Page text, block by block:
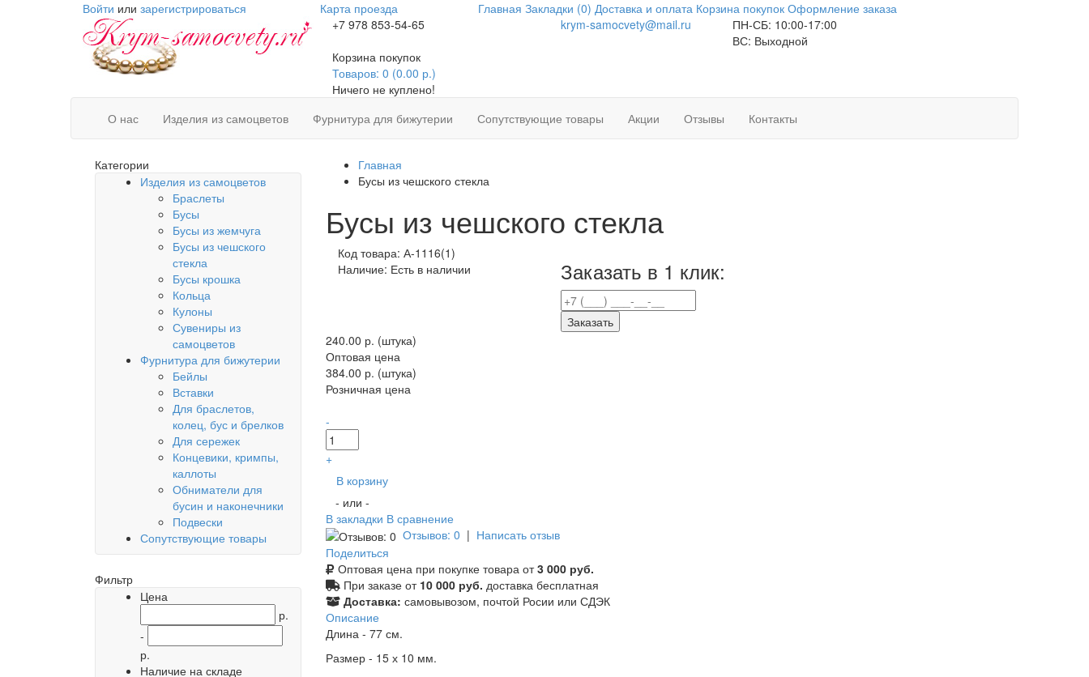
Войти или зарегистрироваться Карта проезда Главная Закладки (0) Доставка и оплата Корзина покупок Оформление заказа
+7 978 853-54-65
krym-samocvety@mail.ru
ПН-СБ: 10:00-17:00
ВС: Выходной
Корзина покупок
Товаров: 0 (0.00 р.)
Ничего не куплено!
О нас
Изделия из самоцветов Фурнитура для бижутерии Сопутствующие товары Акции Отзывы Контакты
Категории
Изделия из самоцветов
Браслеты
Бусы
Бусы из жемчуга
Бусы из чешского
стекла
Бусы крошка
Кольца
Кулоны
Сувениры из
самоцветов
Фурнитура для бижутерии
Бейлы
Вставки
Для браслетов,
колец, бус и брелков
Для сережек
Концевики, кримпы,
каллоты
Обниматели для
бусин и наконечники
Подвески
Сопутствующие товары
Фильтр
Цена
р.
-
р.
Наличие на складе
Главная
Бусы из чешского стекла
Бусы из чешского стекла
Код товара: А-1116(1)
Наличие: Есть в наличии Заказать в 1 клик:
Заказать
240.00 р. (штука)
Оптовая цена
384.00 р. (штука)
Розничная цена
-
+
В корзину
- или -
В закладки В сравнение
Отзывов: 0 | Написать отзыв
Поделиться
Оптовая цена при покупке товара от3 000 руб.
При заказе от 10 000 руб. доставка бесплатная
Доставка: самовывозом, почтой Росии или СДЭК
Описание
Длина - 77 см.
Размер - 15 х 10 мм.